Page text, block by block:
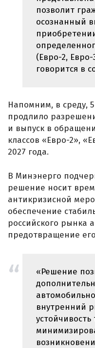
позволит
осознанный
(Евро-2,
говорится в
Напомним, в среду,
продлило
и выпуск в
классов «Евро-2»,
2027 года.
В Минэнерго
решение носит
антикризисной
обеспечение
российского рынка
предотвращение
«Решение
внутренний